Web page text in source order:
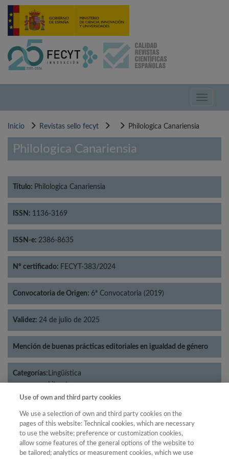
Pasar
contenido
Toggle
Inicio Revistas sello fecyt Philologica Canariensia
Philologica Canariensia
Título: Philologica Canariensia
ISSN: 1136-3169
ISSN-e: 2386-8635
Nº certificado: FECYT-383/2024
Convocatoria de Origen: 6ª Convocatoria (2019)
Validez: 24 de julio de 2025
Mención de buenas prácticas editoriales en igualdad de género
Categorías: Lingüística
Literatura
Año
Año Filtrar
Use of own and third party cookies
We use a selection of own and third party cookies on the
pages of this website: Technical cookies, which are necessary
to use the website; preference or customization cookies,
allow some features of the general options of the website to
be tailored; analytics or measurement cookies, which we use